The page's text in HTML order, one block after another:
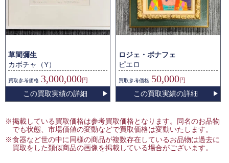
草間彌生
カボチャ（Y）
買取参考価格 3,000,000円
この買取実績の詳細
ロジェ・ボナフェ
ピエロ
買取参考価格 50,000円
この買取実績の詳細
※掲載している買取価格は参考買取価格となります。同名のお品物
でも状態、市場価値の変動などで買取価格は変動いたします。
※食器など世の中に同様の商品が複数存在しているお品物は過去に
買取をした類似商品の画像を掲載している場合がございます。